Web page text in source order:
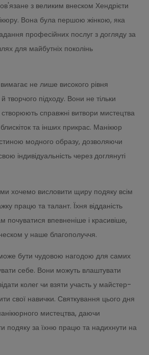
з великим внеском Хендрієти
Вона була першою жінкою, яка
професійних послуг з догляду за
для майбутніх поколінь
не лише високого рівня
творчого підходу. Вони не тільки
створюють справжні витвори мистецтва
та інших прикрас. Манікюр
модного образу, дозволяючи
індивідуальність через доглянуті
хочемо висловити щиру подяку всім
працю та талант. Їхня відданість
почуватися впевненіше і красивіше,
у наше благополуччя.
бути чудовою нагодою для самих
себе. Вони можуть влаштувати
колег чи взяти участь у майстер-
свої навички. Святкування цього дня
мистецтва, даючи
подяку за їхню працю та надихнути на